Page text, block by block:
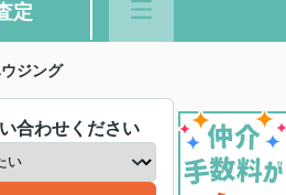
定
ジング
合わせください